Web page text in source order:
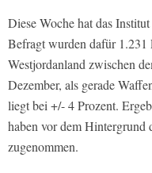
Diese Woche hat das
Befragt wurden dafür 1.231
Westjordanland zwischen
Dezember, als gerade
liegt bei +/- 4 Prozent.
haben vor dem Hintergrund
zugenommen.